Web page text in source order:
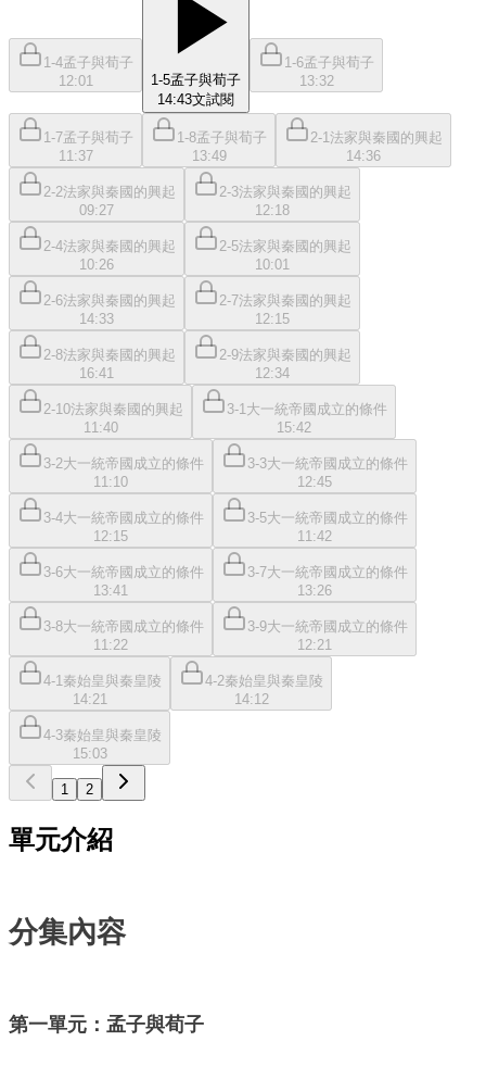
1-4孟子與荀子
12:01
1-5孟子與荀子
14:43文試閱
1-6孟子與荀子
13:32
1-7孟子與荀子
11:37
1-8孟子與荀子
13:49
2-1法家與秦國的興起
14:36
2-2法家與秦國的興起
09:27
2-3法家與秦國的興起
12:18
2-4法家與秦國的興起
10:26
2-5法家與秦國的興起
10:01
2-6法家與秦國的興起
14:33
2-7法家與秦國的興起
12:15
2-8法家與秦國的興起
16:41
2-9法家與秦國的興起
12:34
2-10法家與秦國的興起
11:40
3-1大一統帝國成立的條件
15:42
3-2大一統帝國成立的條件
11:10
3-3大一統帝國成立的條件
12:45
3-4大一統帝國成立的條件
12:15
3-5大一統帝國成立的條件
11:42
3-6大一統帝國成立的條件
13:41
3-7大一統帝國成立的條件
13:26
3-8大一統帝國成立的條件
11:22
3-9大一統帝國成立的條件
12:21
4-1秦始皇與秦皇陵
14:21
4-2秦始皇與秦皇陵
14:12
4-3秦始皇與秦皇陵
15:03
1 2
單元介紹
分集內容
第一單元：孟子與荀子